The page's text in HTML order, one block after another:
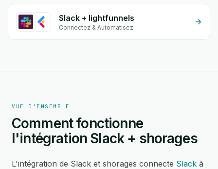
Slack + lightfunnels
Connectez & Automatisez
VUE D'ENSEMBLE
Comment fonctionne
l'intégration Slack + shorages
L'intégration de Slack et shorages connecte Slack à